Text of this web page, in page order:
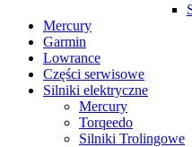
Mercury
Garmin
Lowrance
Części serwisowe
Silniki elektryczne
Mercury
Torqeedo
Silniki Trolingowe